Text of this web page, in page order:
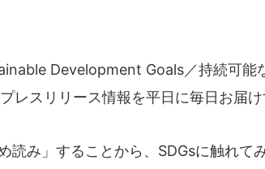
Development Goals／持続可能
レスリリース情報を平日に毎日お届け
読み」することから、SDGsに触れて